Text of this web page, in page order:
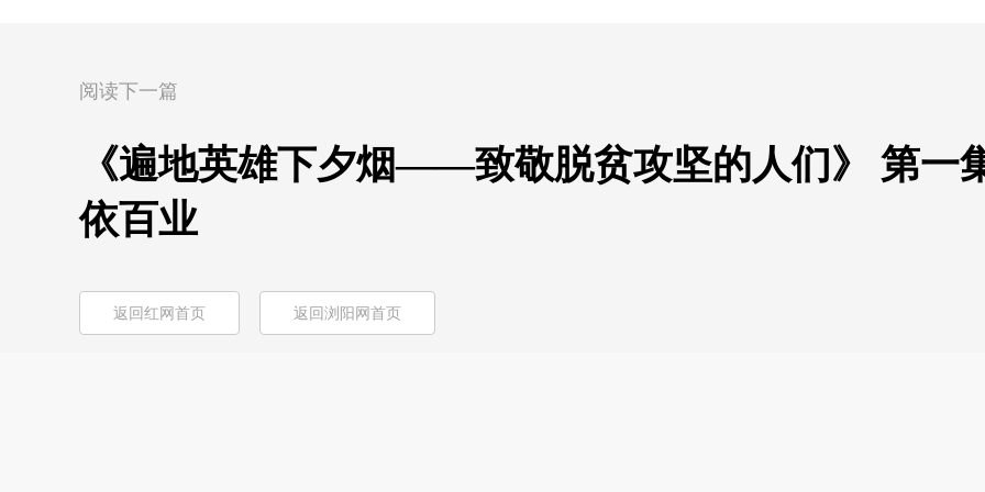
阅读下一篇
《遍地英雄下夕烟——致敬脱贫攻坚的人们》 第一
依百业
返回红网首页 返回浏阳网首页